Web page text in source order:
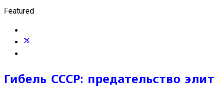
Featured
Гибель СССР: предательство элит